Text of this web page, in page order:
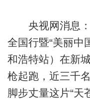
央视网消息：
全国行暨“美丽中
和浩特站）在新
枪起跑，近三千
脚步丈量这片“天